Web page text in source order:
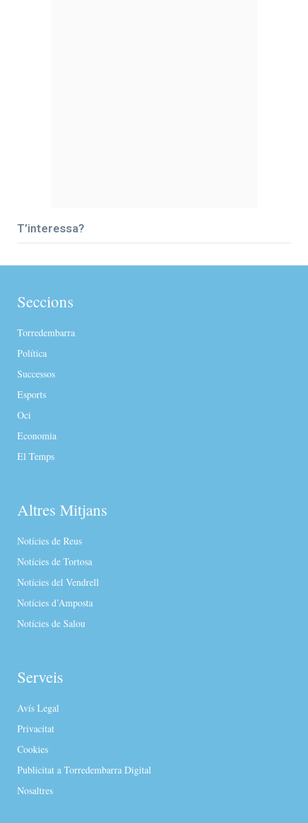
T’interessa?
Seccions
Torredembarra
Política
Successos
Esports
Oci
Economia
El Temps
Altres Mitjans
Notícies de Reus
Notícies de Tortosa
Notícies del Vendrell
Notícies d’Amposta
Notícies de Salou
Serveis
Avís Legal
Privacitat
Cookies
Publicitat a Torredembarra Digital
Nosaltres